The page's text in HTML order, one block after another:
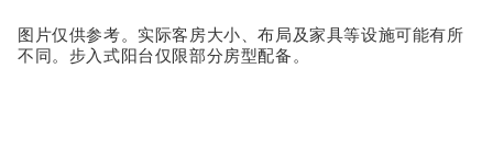
图片仅供参考。实际客房大小、布局及家具等设施可能有所
不同。步入式阳台仅限部分房型配备。